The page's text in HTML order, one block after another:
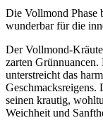
Die Vollmond Phase
wunderbar für die
Der Vollmond-
zarten
unterstreicht das
Geschmacksreigens.
seinen krautig,
Weichheit und